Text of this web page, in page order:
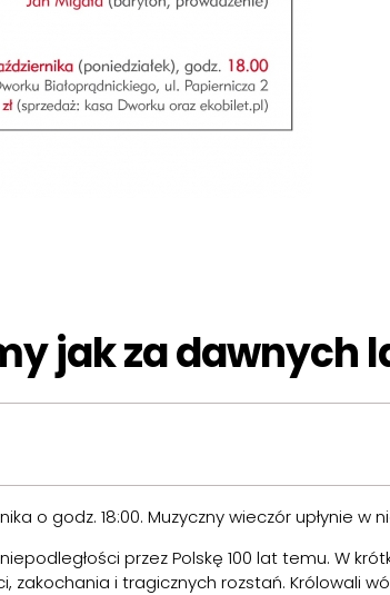
jak za dawnych
o godz. 18:00. Muzyczny wieczór upłynie
przez Polskę 100 lat temu. W
zakochania i tragicznych rozstań. Królowali